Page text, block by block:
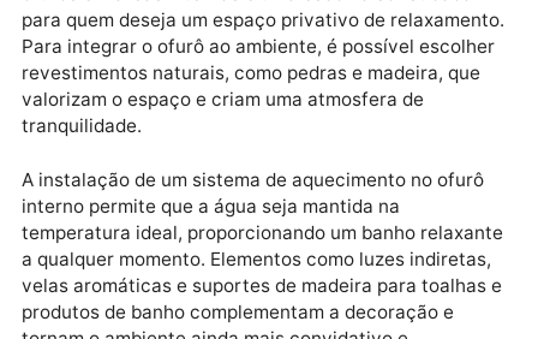
ambiente ao redor do ofurô, criando uma estética
harmônica e acolhedora. Para quem busca ideias e
inspirações, visitar uma loja de banheira spa em
Ribeirão Pretopossibilita conhecer opções de
e acessórios que complementam o espaço.
Ofurôs de madeira em áreas
estilo e conforto
Os ofurôs de madeira também podem ser instalados
em áreas internas, como em salas de banho ou